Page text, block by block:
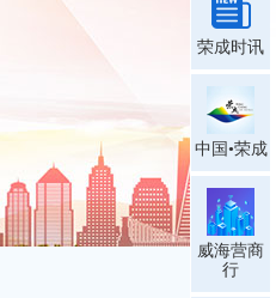
荣成时讯
中国•荣成
威海营商
行